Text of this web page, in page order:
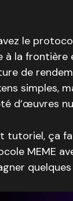
le
à la frontière
de
simples,
d’œuvres
tutoriel, ça
MEME